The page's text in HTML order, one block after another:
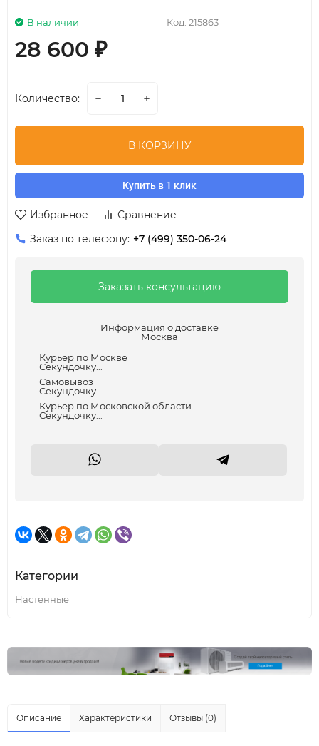
Код: 215863
В наличии
28 600 ₽
Количество:
В КОРЗИНУ
Купить в 1 клик
Избранное
Сравнение
Заказ по телефону: +7 (499) 350-06-24
Заказать консультацию
Информация о доставке
Москва
Курьер по Москве
Секундочку...
Самовывоз
Секундочку...
Курьер по Московской области
Секундочку...
Категории
Настенные
Описание Характеристики Отзывы (0)